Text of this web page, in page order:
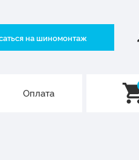
на шиномонтаж
Оплата